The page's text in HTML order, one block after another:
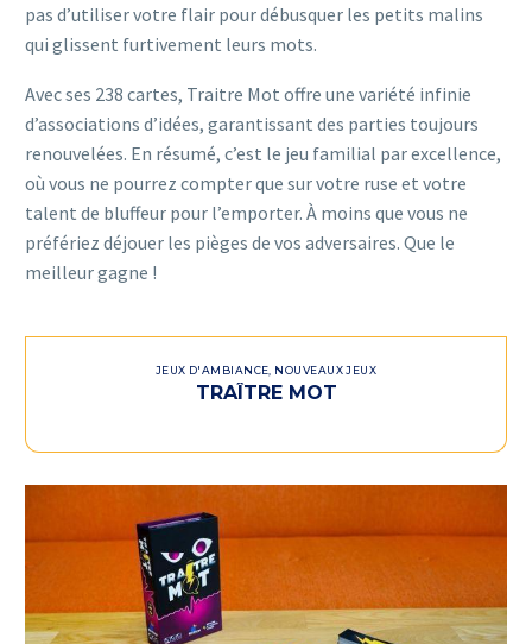
pas d’utiliser votre flair pour débusquer les petits malins
qui glissent furtivement leurs mots.
Avec ses 238 cartes, Traitre Mot offre une variété infinie
d’associations d’idées, garantissant des parties toujours
renouvelées. En résumé, c’est le jeu familial par excellence,
où vous ne pourrez compter que sur votre ruse et votre
talent de bluffeur pour l’emporter. À moins que vous ne
préfériez déjouer les pièges de vos adversaires. Que le
meilleur gagne !
JEUX D'AMBIANCE NOUVEAUX JEUX
TRAÎTRE MOT